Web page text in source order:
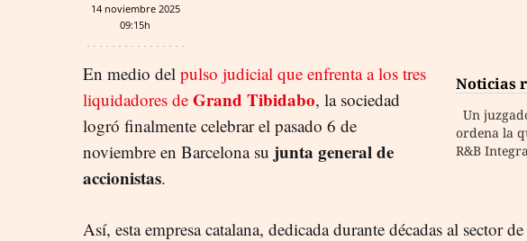
14 noviembre 2025
09:15h
Noticias
Un
ordena la
R&B
En medio del pulso judicial que enfrenta a los tres
liquidadores de Grand Tibidabo, la sociedad
logró finalmente celebrar el pasado 6 de
noviembre en Barcelona su junta general de
accionistas.
Así, esta empresa catalana, dedicada durante décadas al sector